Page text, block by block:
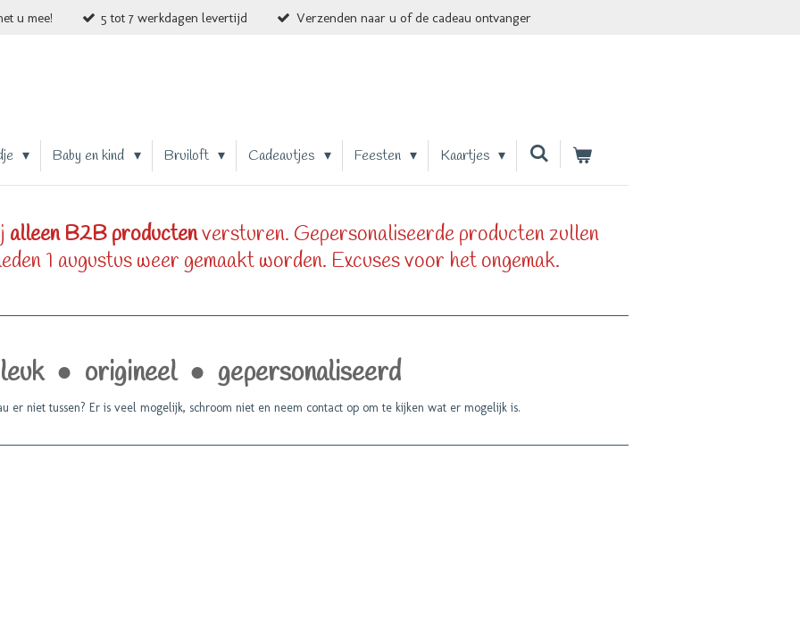
u mee! 5 tot 7 werkdagen levertijd Verzenden naar u of de cadeau ontvanger
Baby en kind Bruiloft Cadeautjes Feesten Kaartjes
alleen B2B productenversturen. Gepersonaliseerde producten zullen
1 augustus weer gemaakt worden. Excuses voor het ongemak.
leuk ● origineel ● gepersonaliseerd
er niet tussen? Er is veel mogelijk, schroom niet en neem contact op om te kijken wat er mogelijk is.